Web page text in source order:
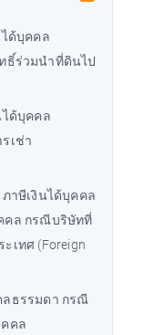
ได้บุคคล
ธิ์ร่วมนำที่ดินไป
ได้บุคคล
เช่า
ภาษีเงินได้บุคคล
คล กรณีบริษัทที่
เทศ (Foreign
ลธรรมดา กรณี
คล